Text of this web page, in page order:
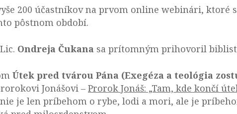
200 účastníkov na prvom online webinári, ktoré
pôstnom období.
Ondreja Čukana sa prítomným prihovoril
Útek pred tvárou Pána (Exegéza a teológia
Jonášovi – Prorok Jonáš: „Tam, kde končí
je len príbehom o rybe, lodi a mori, ale je